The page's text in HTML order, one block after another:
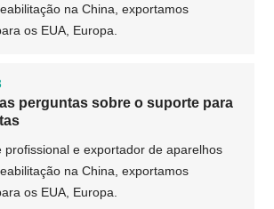
na China, exportamos
os EUA, Europa.
perguntas sobre o suporte para
profissional e exportador de aparelhos
na China, exportamos
os EUA, Europa.